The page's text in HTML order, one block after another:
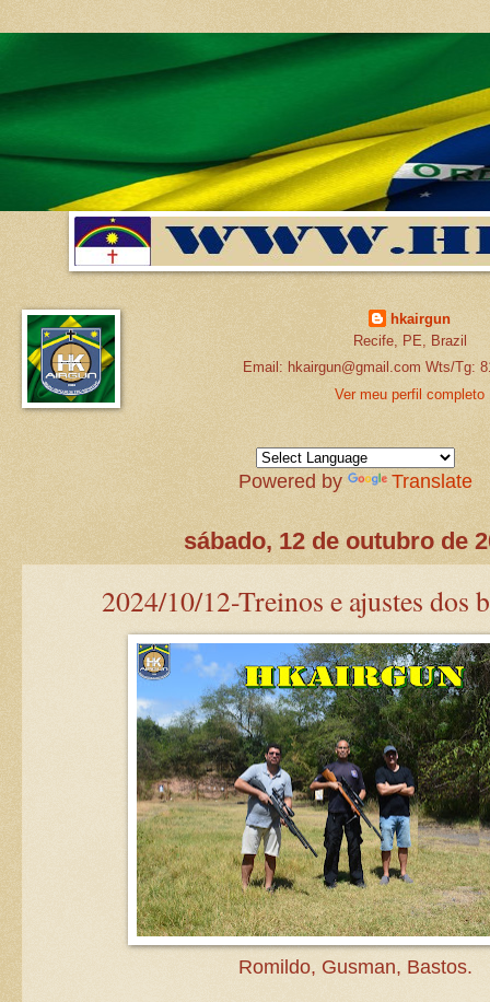
hkairgun
Recife, PE, Brazil
Email: hkairgun@gmail.com Wts/Tg:
Ver meu perfil completo
Powered by Translate
sábado, 12 de outubro de
2024/10/12-Treinos e ajustes dos
Romildo, Gusman, Bastos.